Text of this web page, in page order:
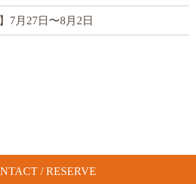
7月27日〜8月2日
/ RESERVE